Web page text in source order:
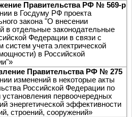
Правительства РФ № 569-р
в Госдуму РФ проекта
закона "О внесении
в отдельные законодательные
Федерации в связи с
систем учета электрической
в Российской
Правительства РФ № 275
изменений в некоторые акты
Российской Федерации по
установления первоочередных
энергетической эффективности
строений, сооружений»